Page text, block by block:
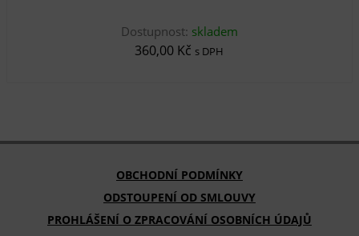
Dostupnost: skladem
360,00 Kč s DPH
OBCHODNÍ PODMÍNKY
ODSTOUPENÍ OD SMLOUVY
PROHLÁŠENÍ O ZPRACOVÁNÍ OSOBNÍCH ÚDAJŮ